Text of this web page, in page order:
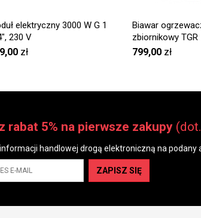
elektryczny 3000 W G 1
230 V
zł
Biawar
zbiornikowy TGR
II
799,00 zł
rabat 5% na pierwsze zakupy
handlowej drogą elektroniczną na podany
ZAPISZ SIĘ